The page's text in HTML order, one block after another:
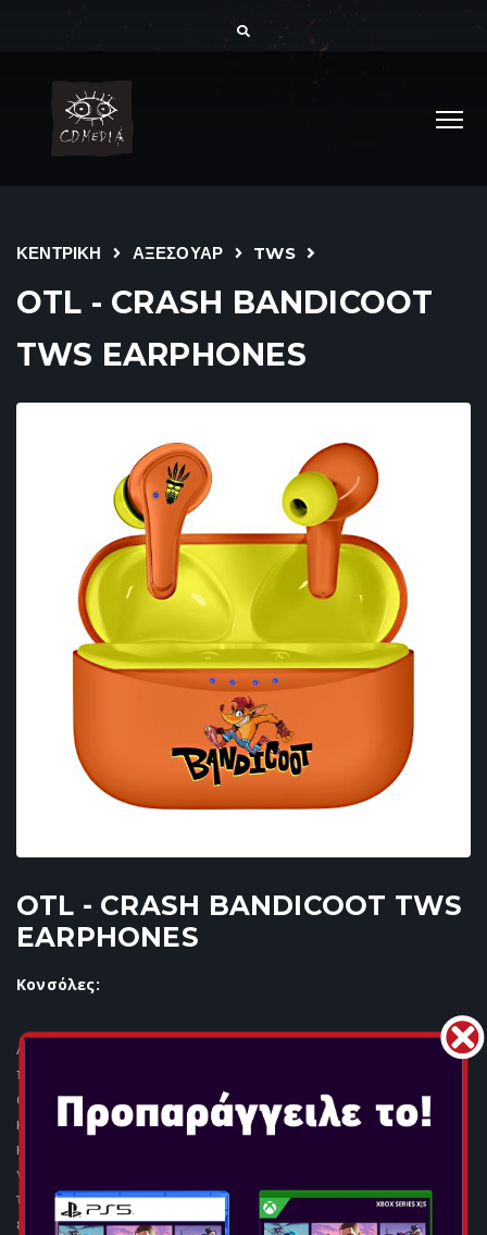
ΚΕΝΤΡΙΚΗ ΑΞΕΣΟΥΑΡ TWS
OTL - CRASH BANDICOOT
TWS EARPHONES
OTL - CRASH BANDICOOT TWS
EARPHONES
Κονσόλες:
Αυτά τα μικρά, ελαφριά ακουστικά TWS προσφέρουν μια
πλήρη, πλούσια και καθαρή εμπειρία ήχου με βαθιά μπάσα,
απαλές μεσαίες και πεντακάθαρες υψηλές. Απολαύστε μια
κορυφαία εμπειρία ήχου με τεχνολογία V5.3 Bluetooth® σε
κάθε ακουστικό. Αυτά τα ασύρματα ακουστικά είναι ιδανικά
για ταξίδια, μετακίνηση και άσκηση. Η θήκη φόρτισης USB
τύπου C παρέχει έως και 6 ώρες χρόνο ακρόασης με 3
επιπλέον φορτίσεις. Επιλέξτε ανάμεσα σε δύο μεγέθη